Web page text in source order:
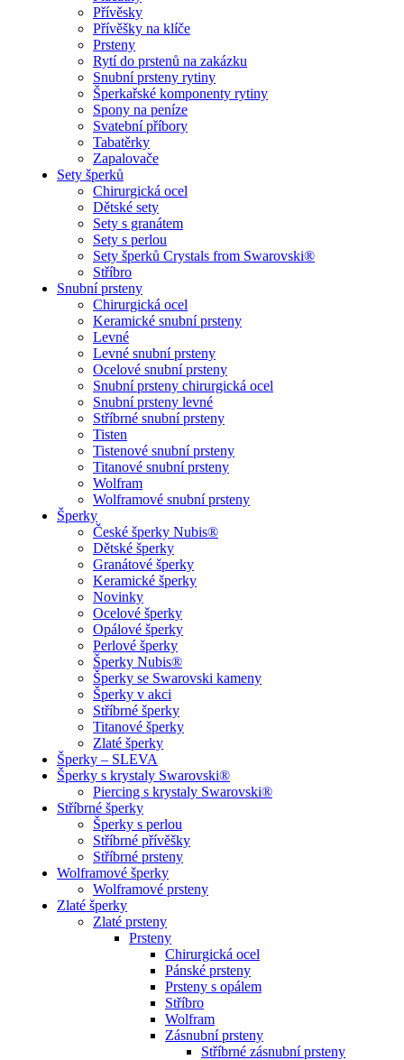
Přívěsky
Přívěšky na klíče
Prsteny
Rytí do prstenů na zakázku
Snubní prsteny rytiny
Šperkařské komponenty rytiny
Spony na peníze
Svatební příbory
Tabatěrky
Zapalovače
Sety šperků
Chirurgická ocel
Dětské sety
Sety s granátem
Sety s perlou
Sety šperků Crystals from Swarovski®
Stříbro
Snubní prsteny
Chirurgická ocel
Keramické snubní prsteny
Levné
Levné snubní prsteny
Ocelové snubní prsteny
Snubní prsteny chirurgická ocel
Snubní prsteny levné
Stříbrné snubní prsteny
Tisten
Tistenové snubní prsteny
Titanové snubní prsteny
Wolfram
Wolframové snubní prsteny
Šperky
České šperky Nubis®
Dětské šperky
Granátové šperky
Keramické šperky
Novinky
Ocelové šperky
Opálové šperky
Perlové šperky
Šperky Nubis®
Šperky se Swarovski kameny
Šperky v akci
Stříbrné šperky
Titanové šperky
Zlaté šperky
Šperky – SLEVA
Šperky s krystaly Swarovski®
Piercing s krystaly Swarovski®
Stříbrné šperky
Šperky s perlou
Stříbrné přívěšky
Stříbrné prsteny
Wolframové šperky
Wolframové prsteny
Zlaté šperky
Zlaté prsteny
Prsteny
Chirurgická ocel
Pánské prsteny
Prsteny s opálem
Stříbro
Wolfram
Zásnubní prsteny
Stříbrné zásnubní prsteny